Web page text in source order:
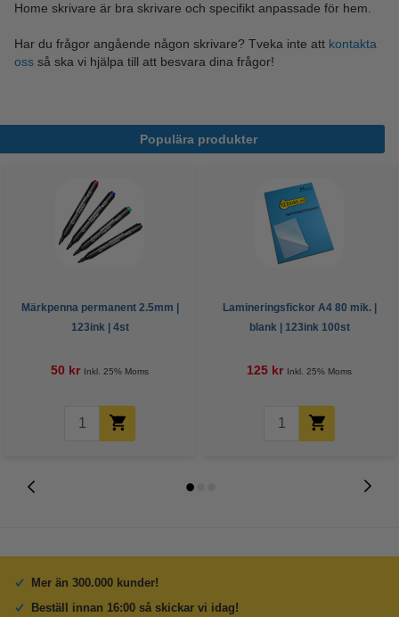
Home skrivare är bra skrivare och specifikt anpassade för hem.
Har du frågor angående någon skrivare? Tveka inte att kontakta
oss så ska vi hjälpa till att besvara dina frågor!
Populära produkter
Märkpenna permanent 2.5mm |
123ink | 4st
50 kr Inkl. 25% Moms
Lamineringsfickor A4 80 mik. |
blank | 123ink 100st
125 kr Inkl. 25% Moms
Mer än 300.000 kunder!
Beställ innan 16:00 så skickar vi idag!